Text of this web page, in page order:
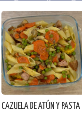
CAZUELA DE ATÚN Y PASTA